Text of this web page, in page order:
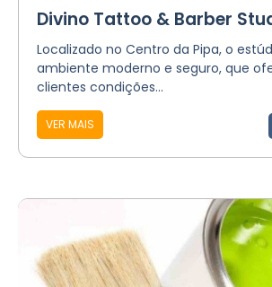
Divino Tattoo & Barber
Localizado no Centro da Pipa, o
ambiente moderno e seguro, que
clientes condições...
VER MAIS